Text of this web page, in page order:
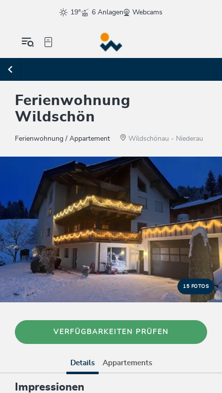
19° 6 Anlagen Webcams
Ferienwohnung
Wildschön
Ferienwohnung / Appartement Wildschönau - Niederau
15 FOTOS
VERFÜGBARKEITEN PRÜFEN
Details Appartements
Impressionen